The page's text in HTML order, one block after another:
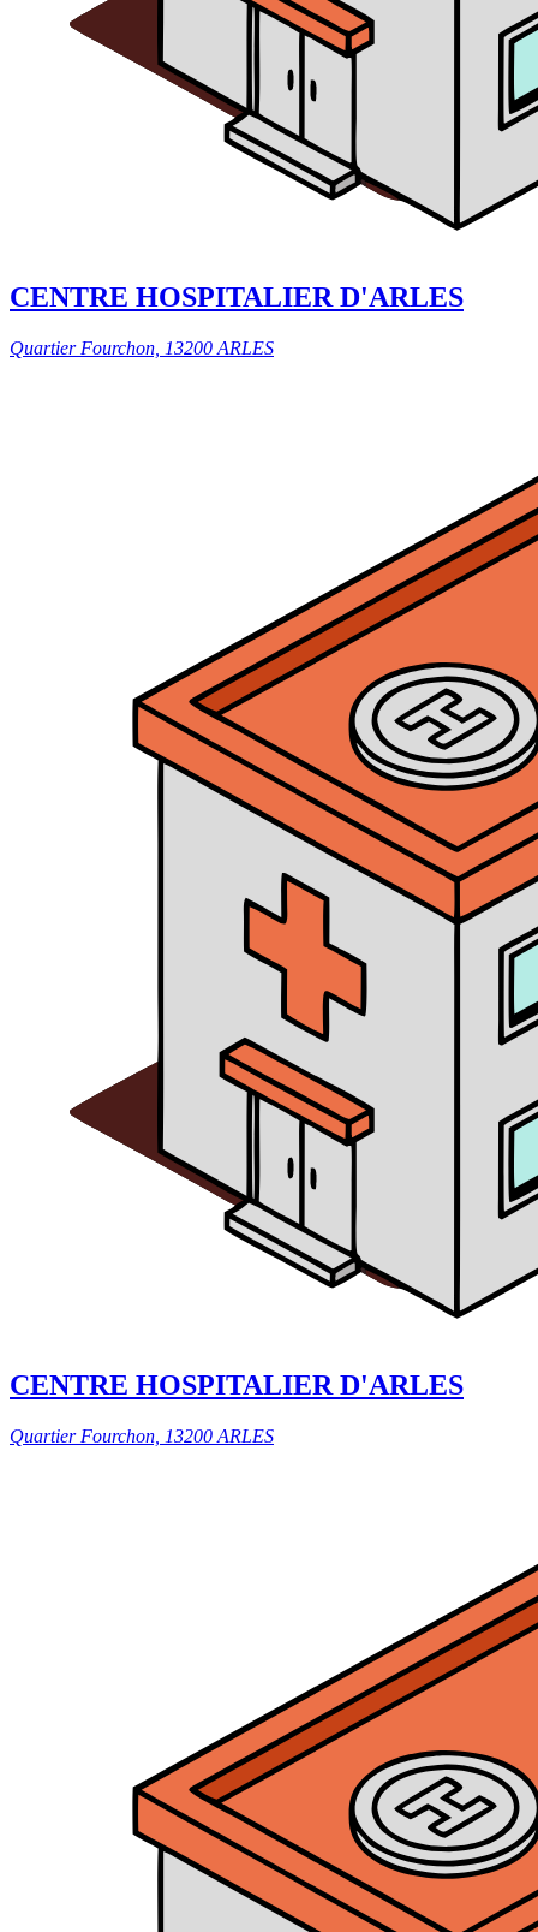
CENTRE HOSPITALIER D'ARLES
Quartier Fourchon, 13200 ARLES
CENTRE HOSPITALIER D'ARLES
Quartier Fourchon, 13200 ARLES